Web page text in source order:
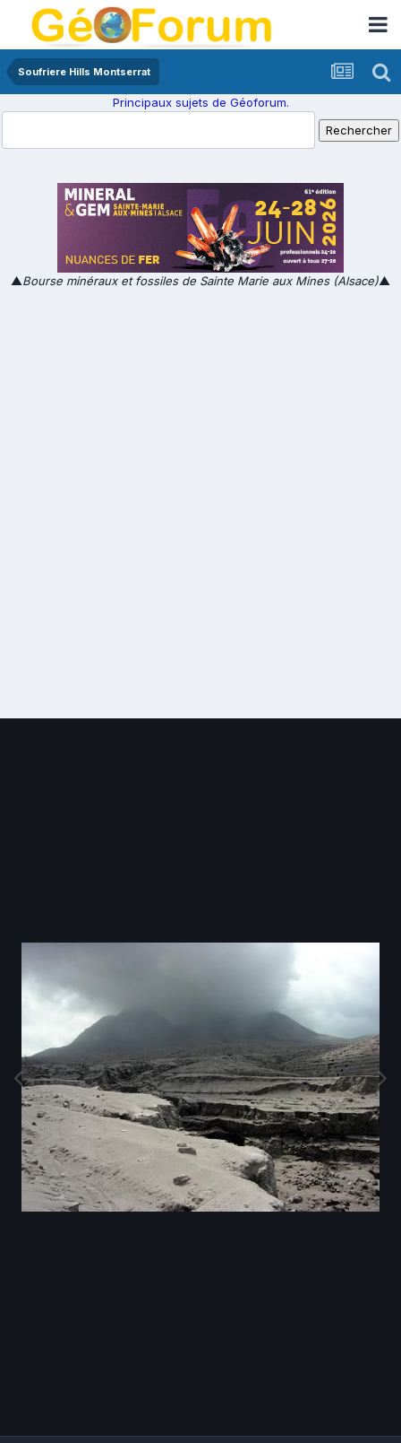
Soufriere Hills Montserrat
Principaux sujets de Géoforum.
▲Bourse minéraux et fossiles de Sainte Marie aux Mines (Alsace)▲